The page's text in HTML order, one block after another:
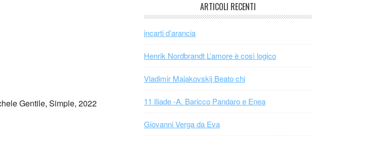
Gentile, Simple, 2022
ARTICOLI RECENTI
incarti d’arancia
Henrik Nordbrandt L’amore è così logico
Vladimir Majakovskij Beato chi
11 Iliade -A. Baricco Pandaro e Enea
Giovanni Verga da Eva